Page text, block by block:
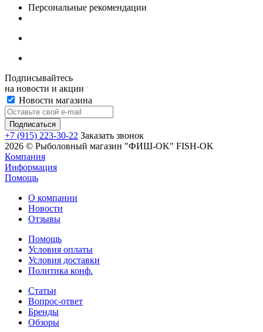
Персональные рекомендации
Подписывайтесь
на новости и акции
Новости магазина
+7 (915) 223-30-22 Заказать звонок
2026 © Рыболовный магазин "ФИШ-OK" FISH-OK
Компания
Информация
Помощь
О компании
Новости
Отзывы
Помощь
Условия оплаты
Условия доставки
Политика конф.
Статьи
Вопрос-ответ
Бренды
Обзоры